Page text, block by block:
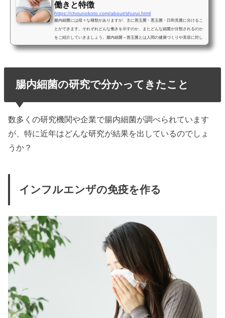
働きと特徴
https://chounokoto.com/about/shurui.html
腸内細菌には様々な種類がありますが、主に善玉菌・悪玉菌・日和見菌に分けるこ
とができます。それぞれどんな働きを示すのか、またどんな細菌が分類されるのか
をご紹介していきましょう。腸内細菌～善玉菌とは人間の健康づくりや美容に対し
て良い影響をもたらす腸内細菌を善玉菌と呼びます。善玉菌といっても1種類では
腸内細菌の研究で分かってきたこと
数多くの研究機関や企業で腸内細菌が調べられています
が、特に近年はどんな研究が結果を出しているのでしょ
うか？
インフルエンザの免疫を作る